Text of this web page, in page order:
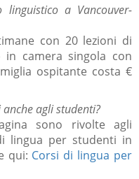
a Vancouver-
con 20 lezioni di
in camera singola con
ospitante costa €
agli studenti?
sono rivolte agli
lingua per studenti in
qui: Corsi di lingua per